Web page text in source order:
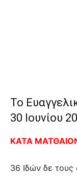
Το
30 Ιουνίου
ΚΑΤΑ
36 Ιδών δε τους